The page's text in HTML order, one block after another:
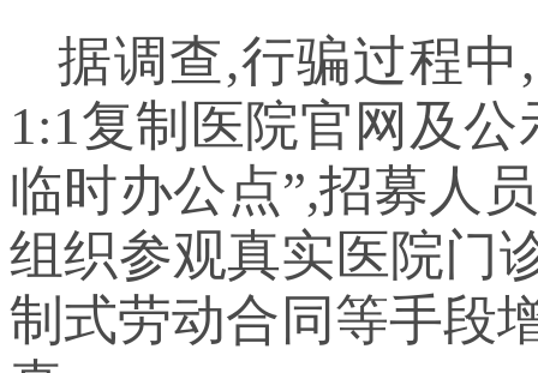
据调查,行骗过程
1:1复制医院官网及
临时办公点”,招募人
组织参观真实医院门
制式劳动合同等手段